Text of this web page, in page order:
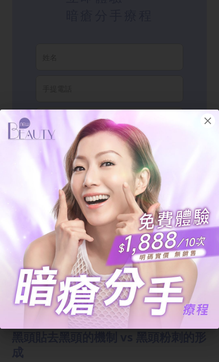
我已閱讀並同意有關 條款細則以及隱私政
策
完成登記
黑頭貼去黑頭的機制 vs 黑頭粉刺的形